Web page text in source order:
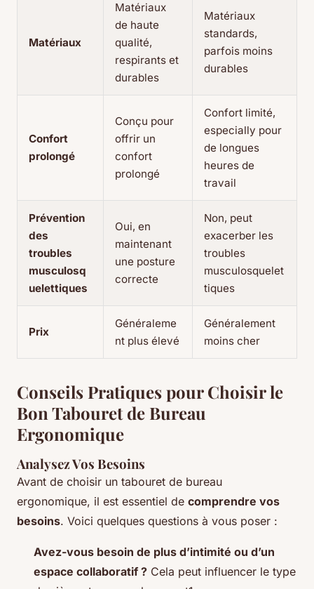
Matériaux
Matériaux
de haute
qualité,
respirants et
durables
Matériaux
standards,
parfois moins
durables
Confort
prolongé
Conçu pour
offrir un
confort
prolongé
Confort limité,
especially pour
de longues
heures de
travail
Prévention
des
troubles
musculosq
uelettiques
Oui, en
maintenant
une posture
correcte
Non, peut
exacerber les
troubles
musculosquelet
tiques
Prix
Généraleme
nt plus élevé
Généralement
moins cher
Conseils Pratiques pour Choisir le
Bon Tabouret de Bureau
Ergonomique
Analysez Vos Besoins
Avant de choisir un tabouret de bureau
ergonomique, il est essentiel de comprendre vos
besoins. Voici quelques questions à vous poser :
Avez-vous besoin de plus d’intimité ou d’un
espace collaboratif ? Cela peut influencer le type